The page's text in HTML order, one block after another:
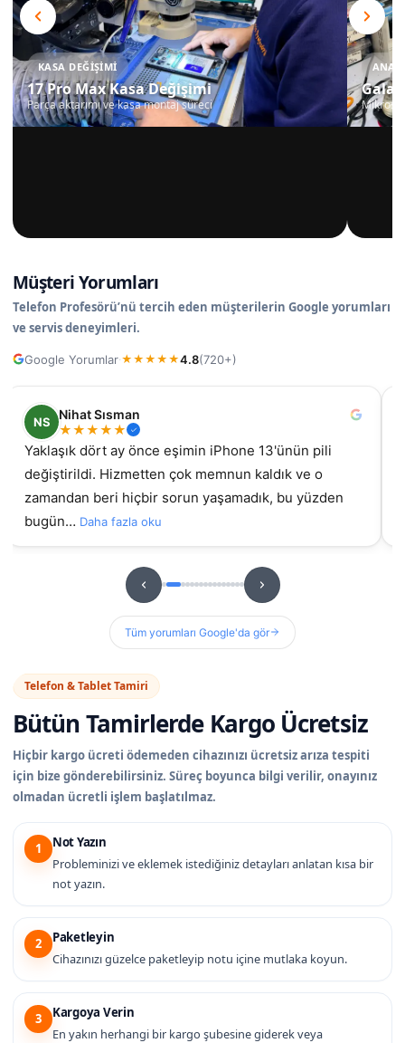
KASA DEĞIŞIMI
17 Pro Max Kasa Değişimi
Parça aktarımı ve kasa montaj süreci
Müşteri Yorumları
Telefon Profesörü’nü tercih eden müşterilerin Google yorumları
ve servis deneyimleri.
Google Yorumlar·★ ★ ★ ★ ★4.8(720+)
NS
Nihat Sısman
★★★★★
Yaklaşık dört ay önce eşimin iPhone 13'ünün pili
değiştirildi. Hizmetten çok memnun kaldık ve o
zamandan beri hiçbir sorun yaşamadık, bu yüzden
bugün… Daha fazla oku
Tüm yorumları Google'da gör
Telefon & Tablet Tamiri
Bütün Tamirlerde Kargo Ücretsiz
Hiçbir kargo ücreti ödemeden cihazınızı ücretsiz arıza tespiti
için bize gönderebilirsiniz. Süreç boyunca bilgi verilir, onayınız
olmadan ücretli işlem başlatılmaz.
1
Not Yazın
Probleminizi ve eklemek istediğiniz detayları anlatan kısa bir
not yazın.
2
Paketleyin
Cihazınızı güzelce paketleyip notu içine mutlaka koyun.
3
Kargoya Verin
En yakın herhangi bir kargo şubesine giderek veya